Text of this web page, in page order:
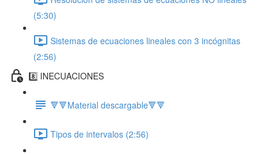
(5:30)
Sistemas de ecuaciones lineales con 3 incógnitas
(2:56)
8️⃣ INECUACIONES
🔻🔻Material descargable🔻🔻
Tipos de intervalos (2:56)